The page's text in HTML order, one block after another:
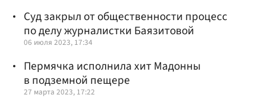
Суд закрыл от общественности процесс
по делу журналистки Баязитовой
06 июля 2023, 17:34
Пермячка исполнила хит Мадонны
в подземной пещере
27 марта 2023, 17:22